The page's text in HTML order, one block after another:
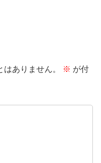
ありません。 ※ が付